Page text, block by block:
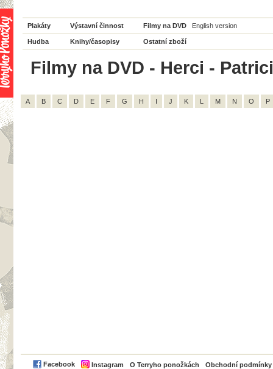
Plakáty Výstavní činnost Filmy na DVD English version
Hudba Knihy/časopisy Ostatní zboží
Filmy na DVD - Herci -
A B C D E F G H I J K L M N O P
Facebook Instagram O Terryho ponožkách Obchodní podmínky
PayPal